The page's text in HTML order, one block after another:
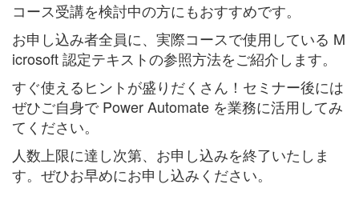
コース受講を検討中の方にもおすすめです。
お申し込み者全員に、実際コースで使用している M
icrosoft 認定テキストの参照方法をご紹介します。
すぐ使えるヒントが盛りだくさん！セミナー後には
ぜひご自身で Power Automate を業務に活用してみ
てください。
人数上限に達し次第、お申し込みを終了いたしま
す。ぜひお早めにお申し込みください。